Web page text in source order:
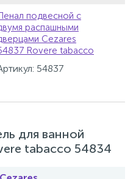
подвесной с
распашными
Cezares
Rovere tabacco
54837
для ванной
tabacco 54834